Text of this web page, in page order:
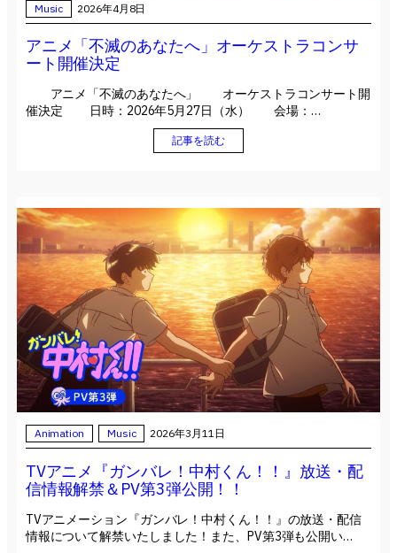
Music 2026年4月8日
アニメ「不滅のあなたへ」オーケストラコンサ
ート開催決定
アニメ「不滅のあなたへ」 オーケストラコンサート開
催決定 日時：2026年5月27日（水） 会場：…
記事を読む
Animation Music 2026年3月11日
TVアニメ『ガンバレ！中村くん！！』放送・配
信情報解禁＆PV第3弾公開！！
TVアニメーション『ガンバレ！中村くん！！』の放送・配信
情報について解禁いたしました！また、PV第3弾も公開い…